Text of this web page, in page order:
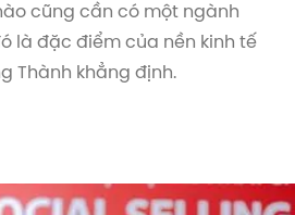
cũng cần có một ngành
là đặc điểm của nền kinh tế
Thành khẳng định.